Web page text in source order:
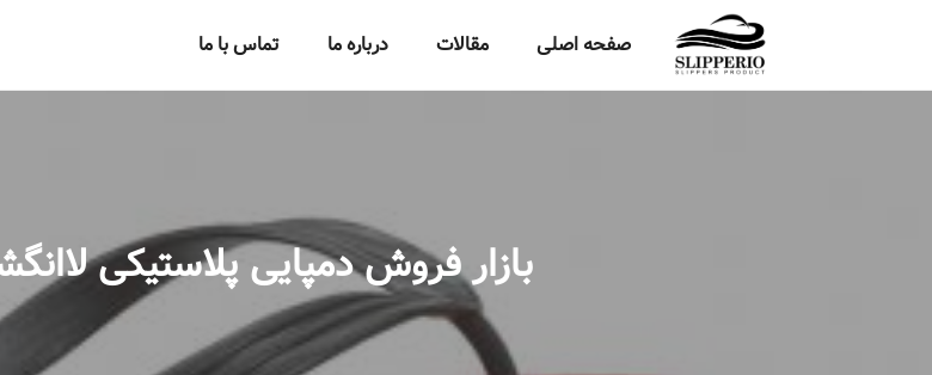
صفحه اصلی مقالات درباره ما تماس با ما
بازار فروش دمپایی پلاستیکی